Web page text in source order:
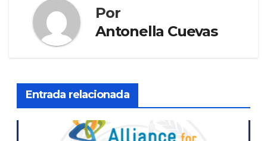
Por
Antonella Cuevas
Entrada relacionada